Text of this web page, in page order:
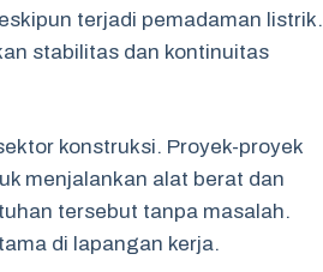
terjadi pemadaman listrik.
stabilitas dan kontinuitas
konstruksi. Proyek-proyek
menjalankan alat berat dan
tersebut tanpa masalah.
di lapangan kerja.